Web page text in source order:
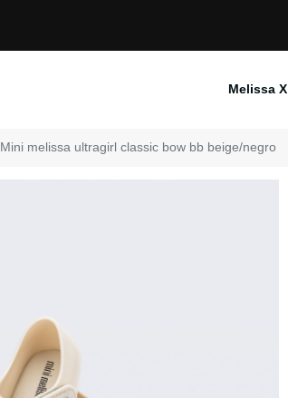
Melissa X
Mini melissa ultragirl classic bow bb beige/negro